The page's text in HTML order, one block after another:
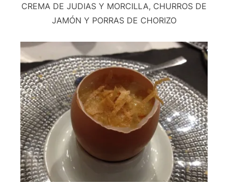
CREMA DE JUDIAS Y MORCILLA, CHURROS DE
JAMÓN Y PORRAS DE CHORIZO